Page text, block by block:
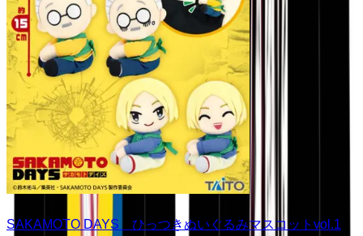
SAKAMOTO DAYS ひっつきぬいぐるみマスコットvol.1